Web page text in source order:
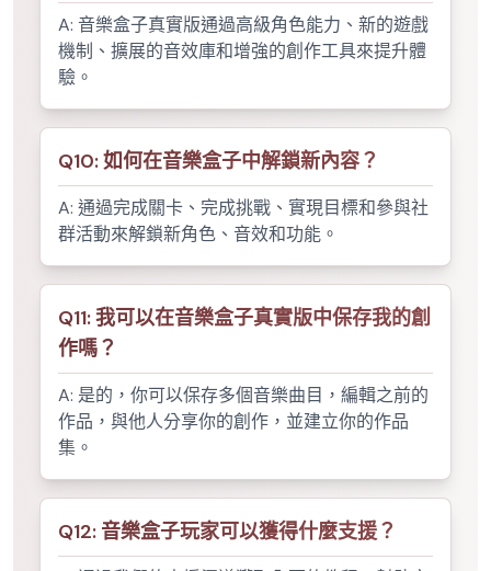
A: 音樂盒子真實版通過高級角色能力、新的遊戲
機制、擴展的音效庫和增強的創作工具來提升體
驗。
Q10:如何在音樂盒子中解鎖新內容？
A: 通過完成關卡、完成挑戰、實現目標和參與社
群活動來解鎖新角色、音效和功能。
Q11:我可以在音樂盒子真實版中保存我的創
作嗎？
A: 是的，你可以保存多個音樂曲目，編輯之前的
作品，與他人分享你的創作，並建立你的作品
集。
Q12: 音樂盒子玩家可以獲得什麼支援？